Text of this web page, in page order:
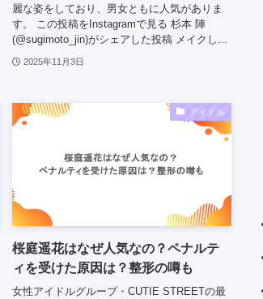
麗な姿をしており、男女ともに人気がありま
す。 この投稿をInstagramで見る 杉本 陣
(@sugimoto_jin)がシェアした投稿 メイクし...
2025年11月3日
アイドル
桜庭遥花はなぜ人気なの？ペナルテ
ィを受けた原因は？整形の噂も
女性アイドルグループ・CUTIE STREETの最